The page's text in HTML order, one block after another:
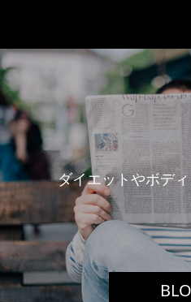
ダイエットやボディ